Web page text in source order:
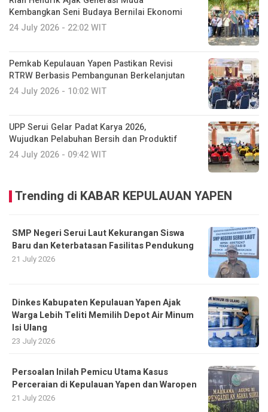
Kembangkan Seni Budaya Bernilai Ekonomi
24 July 2026 - 22:02 WIT
Pemkab Kepulauan Yapen Pastikan Revisi
RTRW Berbasis Pembangunan Berkelanjutan
24 July 2026 - 10:02 WIT
UPP Serui Gelar Padat Karya 2026,
Wujudkan Pelabuhan Bersih dan Produktif
24 July 2026 - 09:42 WIT
Trending di KABAR KEPULAUAN YAPEN
SMP Negeri Serui Laut Kekurangan Siswa
Baru dan Keterbatasan Fasilitas Pendukung
21 July 2026
Dinkes Kabupaten Kepulauan Yapen Ajak
Warga Lebih Teliti Memilih Depot Air Minum
Isi Ulang
23 July 2026
Persoalan Inilah Pemicu Utama Kasus
Perceraian di Kepulauan Yapen dan Waropen
21 July 2026